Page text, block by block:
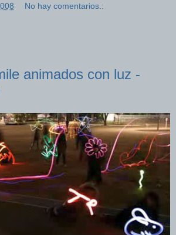
No hay comentarios.:
animados con luz -